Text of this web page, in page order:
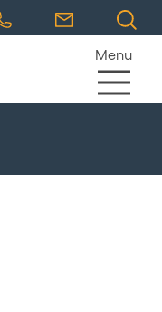
Menu